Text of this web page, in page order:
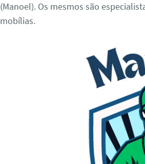
(Manoel). Os mesmos são
mobílias.